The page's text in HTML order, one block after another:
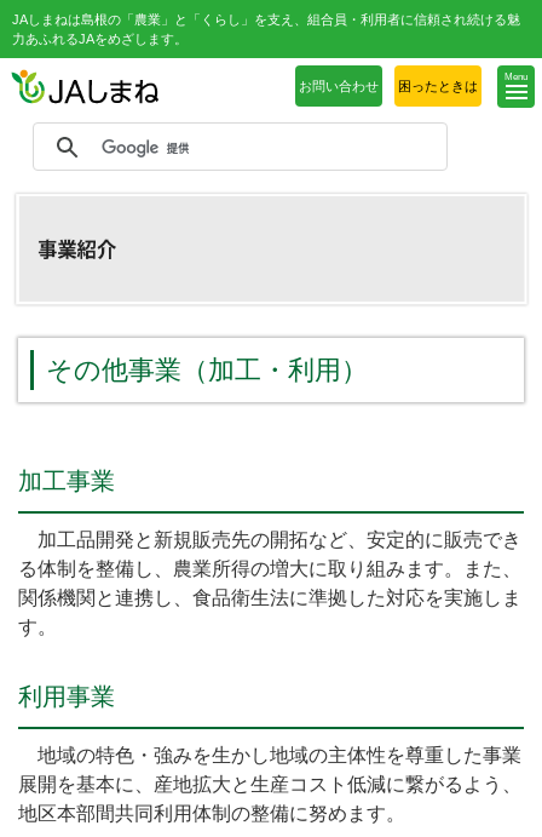
JAしまねは島根の「農業」と「くらし」を支え、組合員・利用者に信頼され続ける魅
力あふれるJAをめざします。
Menu
お問い合わせ 困ったときは
その他事業（加工・利用）
加工事業
加工品開発と新規販売先の開拓など、安定的に販売でき
る体制を整備し、農業所得の増大に取り組みます。また、
関係機関と連携し、食品衛生法に準拠した対応を実施しま
す。
利用事業
地域の特色・強みを生かし地域の主体性を尊重した事業
展開を基本に、産地拡大と生産コスト低減に繋がるよう、
地区本部間共同利用体制の整備に努めます。